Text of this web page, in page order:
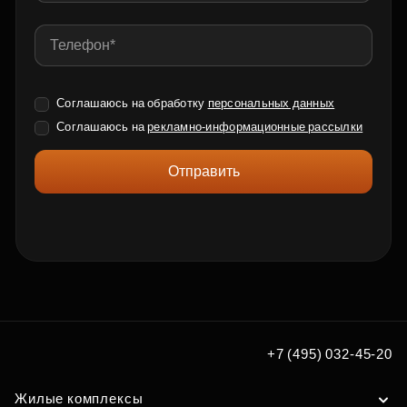
Соглашаюсь на обработку персональных данных
Соглашаюсь нарекламно-информационные рассылки
Отправить
+7 (495) 032-45-20
Жилые комплексы